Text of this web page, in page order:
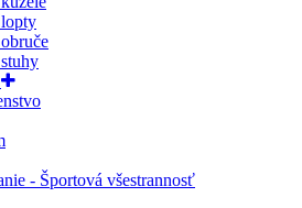
- Športová všestrannosť